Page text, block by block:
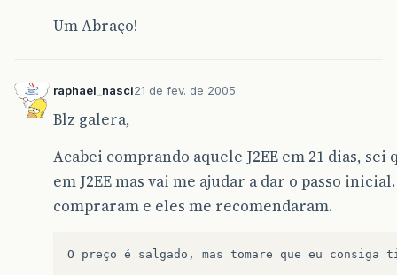
Um Abraço!
raphael_nasci21 de fev. de 2005
Blz galera,
Acabei comprando aquele J2EE em 21 dias,
em J2EE mas vai me ajudar a dar o passo
compraram e eles me recomendaram.
O preço é salgado , mas tomare que eu consiga